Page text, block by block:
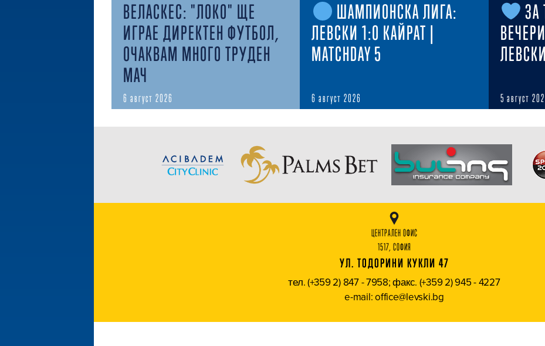
ВЕЛАСКЕС: "ЛОКО" ЩЕ
ИГРАЕ ДИРЕКТЕН ФУТБОЛ,
ОЧАКВАМ МНОГО ТРУДЕН
МАЧ
6 август 2026
ШАМПИОНСКА ЛИГА:
ЛЕВСКИ 1:0 КАЙРАТ |
MATCHDAY 5
6 август 2026
ЗА
5 август
ЦЕНТРАЛЕН ОФИС
1517, СОФИЯ
УЛ. ТОДОРИНИ КУКЛИ 47
тел. (+359 2) 847 - 7958; факс. (+359 2) 945 - 4227
e-mail: office@levski.bg